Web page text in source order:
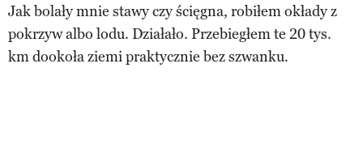
Jak bolały mnie stawy czy ścięgna, robiłem okłady z
pokrzyw albo lodu. Działało. Przebiegłem te 20 tys.
km dookoła ziemi praktycznie bez szwanku.